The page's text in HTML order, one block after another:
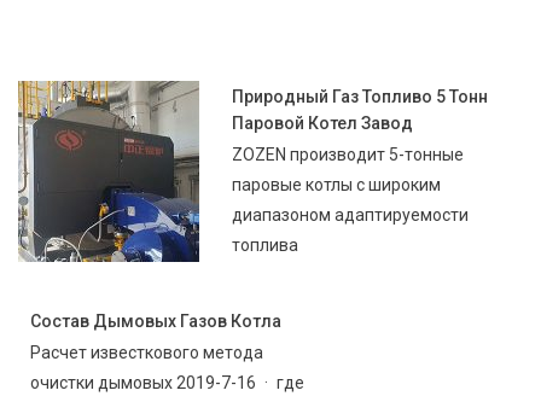
Природный Газ Топливо 5 Тонн
Паровой Котел Завод
ZOZEN производит 5-тонные
паровые котлы с широким
диапазоном адаптируемости
топлива
Состав Дымовых Газов Котла
Расчет известкового метода
очистки дымовых 2019-7-16 · где